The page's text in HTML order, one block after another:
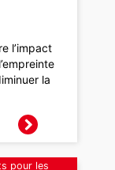
l’impact
la
pour les